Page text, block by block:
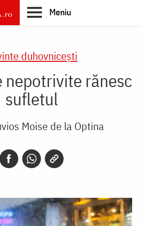
Meniu
duhovnicești
nepotrivite rănesc
sufletul
Moise de la Optina